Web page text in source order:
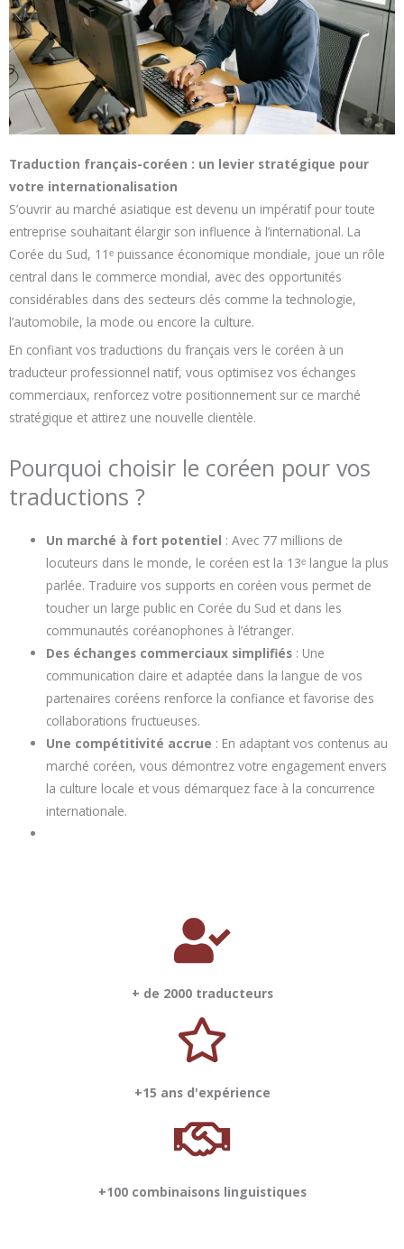
Traduction français-coréen : un levier stratégique pour
votre internationalisation
S’ouvrir au marché asiatique est devenu un impératif pour toute
entreprise souhaitant élargir son influence à l’international. La
Corée du Sud, 11ᵉ puissance économique mondiale, joue un rôle
central dans le commerce mondial, avec des opportunités
considérables dans des secteurs clés comme la technologie,
l’automobile, la mode ou encore la culture.
En confiant vos traductions du français vers le coréen à un
traducteur professionnel natif, vous optimisez vos échanges
commerciaux, renforcez votre positionnement sur ce marché
stratégique et attirez une nouvelle clientèle.
Pourquoi choisir le coréen pour vos
traductions ?
Un marché à fort potentiel : Avec 77 millions de
locuteurs dans le monde, le coréen est la 13ᵉ langue la plus
parlée. Traduire vos supports en coréen vous permet de
toucher un large public en Corée du Sud et dans les
communautés coréanophones à l’étranger.
Des échanges commerciaux simplifiés : Une
communication claire et adaptée dans la langue de vos
partenaires coréens renforce la confiance et favorise des
collaborations fructueuses.
Une compétitivité accrue : En adaptant vos contenus au
marché coréen, vous démontrez votre engagement envers
la culture locale et vous démarquez face à la concurrence
internationale.
+ de 2000 traducteurs
+15 ans d'expérience
+100 combinaisons linguistiques